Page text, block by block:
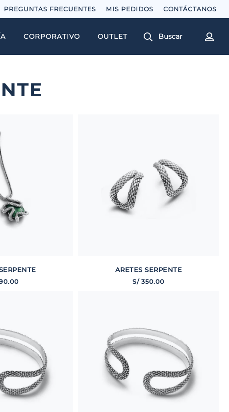
PREGUNTAS FRECUENTES MIS PEDIDOS
CORPORATIVO OUTLET Buscar
.00
ARETES SERPENTE
S/ 350.00